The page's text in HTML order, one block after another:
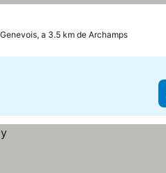
a 3.5 km de Archamps